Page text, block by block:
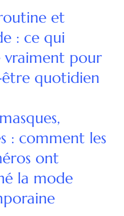
et
: ce qui
vraiment pour
quotidien
: comment les
ont
la mode